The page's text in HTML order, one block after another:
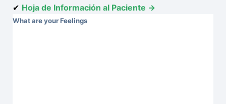
✔ Hoja de Información al Paciente →
What are your Feelings